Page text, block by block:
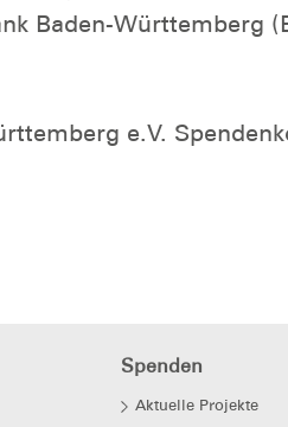
Baden-Württemberg
e.V.
Spenden
Aktuelle Projekte